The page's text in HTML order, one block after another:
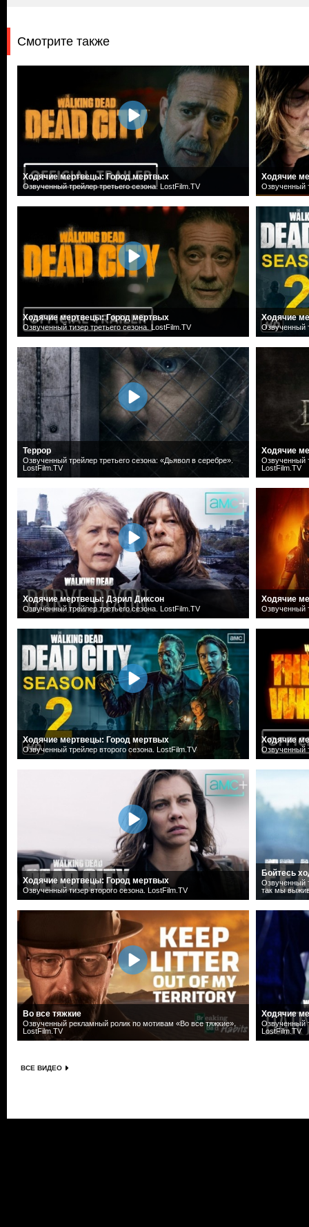
Смотрите также
Ходячие мертвецы: Город мертвых
Озвученный трейлер третьего сезона. LostFilm.TV
Ходячие мертвецы: Город мертвых
Озвученный тизер третьего сезона. LostFilm.TV
Террор
Озвученный трейлер третьего сезона: «Дьявол в серебре».
LostFilm.TV
Ходячие мертвецы: Дэрил Диксон
Озвученный трейлер третьего сезона. LostFilm.TV
Ходячие мертвецы: Город мертвых
Озвученный трейлер второго сезона. LostFilm.TV
Ходячие мертвецы: Город мертвых
Озвученный тизер второго сезона. LostFilm.TV
Во все тяжкие
Озвученный рекламный ролик по мотивам «Во все тяжкие».
LostFilm.TV
Ходячие
Озвученный
Ходячие
Озвученный
Ходячие
Озвученный
LostFilm.TV
Ходячие
Озвученный
Ходячие
Озвученный
Бойтесь
Озвученный
так мы
Ходячие
Озвученный
LostFilm.TV
ВСЕ ВИДЕО